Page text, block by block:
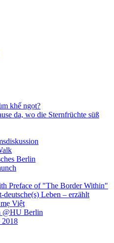
khế ngọt?
da, wo die Sternfrüchte süß
Berlin
Preface of "The Border Within"
deutsche(s) Leben – erzählt
Việt
@HU Berlin
2018